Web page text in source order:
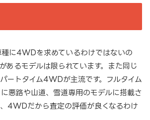
種に4WDを求めているわけではないの
あるモデルは限られています。また同じ
ートタイム4WDが主流です。フルタイム
悪路や山道、雪道専用のモデルに搭載さ
4WDだから査定の評価が良くなるわけ